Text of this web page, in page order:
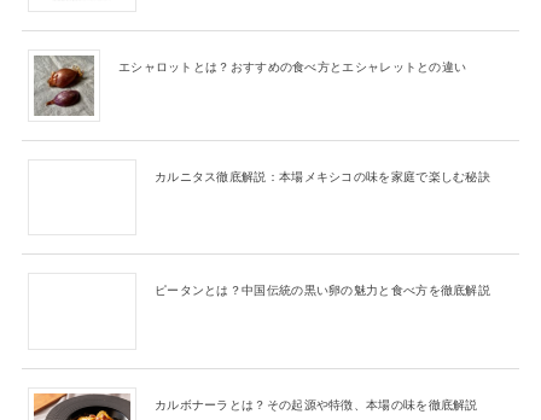
エシャロットとは？おすすめの食べ方とエシャレットとの違い
カルニタス徹底解説：本場メキシコの味を家庭で楽しむ秘訣
ピータンとは？中国伝統の黒い卵の魅力と食べ方を徹底解説
カルボナーラとは？その起源や特徴、本場の味を徹底解説